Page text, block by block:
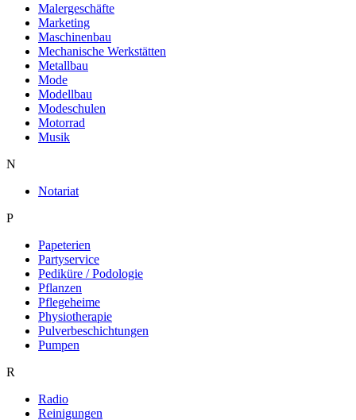
Malergeschäfte
Marketing
Maschinenbau
Mechanische Werkstätten
Metallbau
Mode
Modellbau
Modeschulen
Motorrad
Musik
N
Notariat
P
Papeterien
Partyservice
Pediküre / Podologie
Pflanzen
Pflegeheime
Physiotherapie
Pulverbeschichtungen
Pumpen
R
Radio
Reinigungen